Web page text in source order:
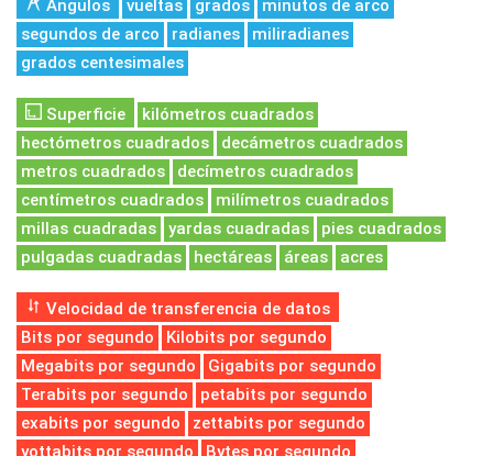
Ángulos vueltas grados
minutos de arco
segundos de arco
radianes
miliradianes
grados centesimales
Superficie
kilómetros cuadrados
hectómetros cuadrados
decámetros cuadrados
metros cuadrados
decímetros cuadrados
centímetros cuadrados
milímetros cuadrados
millas cuadradas
yardas cuadradas
pies cuadrados
pulgadas cuadradas
hectáreas áreas acres
Velocidad de transferencia de datos
Bits por segundo
Kilobits por segundo
Megabits por segundo
Gigabits por segundo
Terabits por segundo
petabits por segundo
exabits por segundo
zettabits por segundo
yottabits por segundo
Bytes por segundo